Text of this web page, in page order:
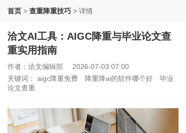
首页 > 查重降重技巧 > 详情
洽文AI工具：AIGC降重与毕业论文查
重实用指南
作者：洽文编辑部
2026-07-03 07:00
关键词： aigc降重免费 降重降ai的软件哪个好
毕业
论文查重